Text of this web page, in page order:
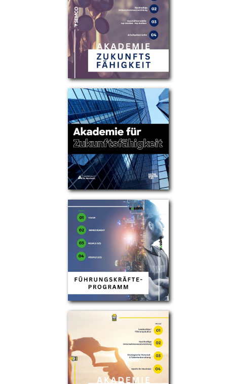
Partner
Über uns